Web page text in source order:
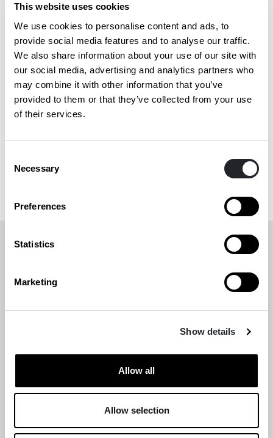
This website uses cookies
We use cookies to personalise content and ads, to
provide social media features and to analyse our traffic.
We also share information about your use of our site with
our social media, advertising and analytics partners who
may combine it with other information that you’ve
provided to them or that they’ve collected from your use
of their services.
Selection
Necessary
Preferences
Statistics
Marketing
Show details
Allow all
Allow selection
CIRCULAR DESIGN -VALMENNUS
Circular Design -valmennuksen yhteydessä
tuotettiin podcast-sarja, jossa eri alojen
asiantuntijat tarkastelivat kiertotaloutta
Kuuntele podcasteja
Oho! Tämä YouTube-upotus ei näy, koska et
ole hyväksynyt markkinointievästeitä.
Hyväksy markkinointievästeet
Miten Circular Design -ohjelma vauhditti
yritysten siirtymää kohti kiertotaloutta?